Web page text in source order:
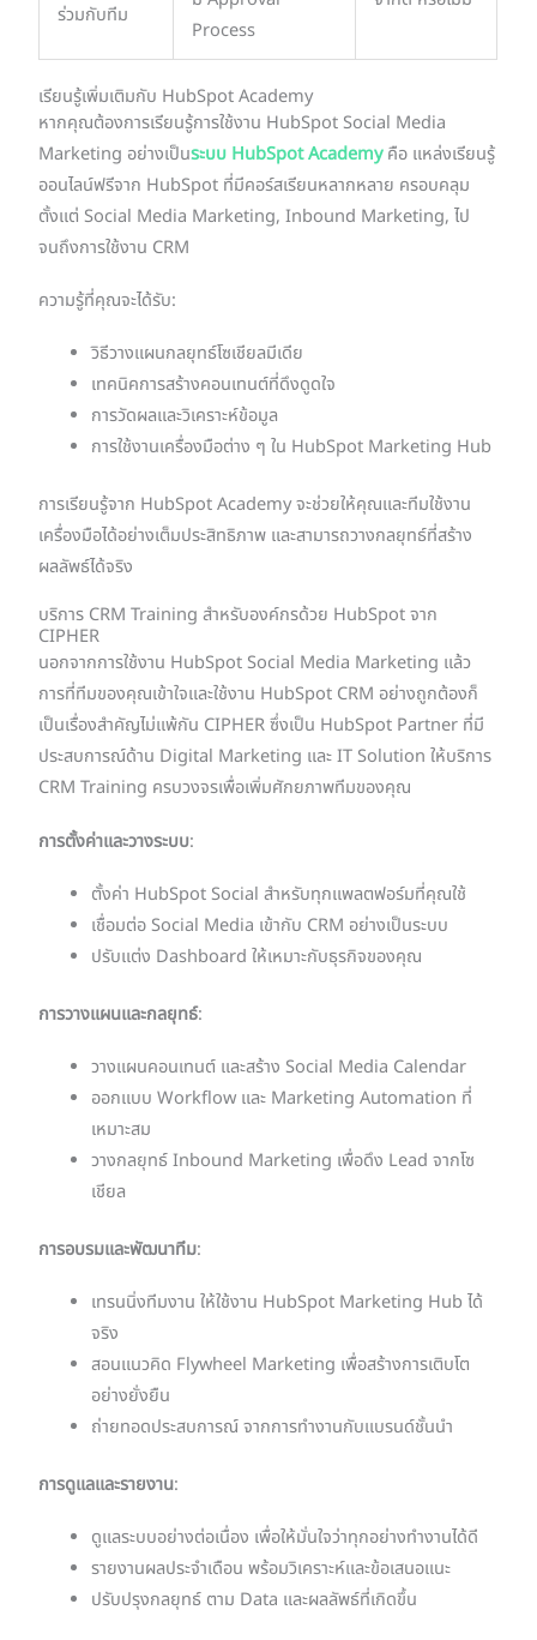
ร่วมกับทีม
Process
เรียนรู้เพิ่มเติมกับ HubSpot Academy
หากคุณต้องการเรียนรู้การใช้งาน HubSpot Social Media
Marketing อย่างเป็นระบบ HubSpot Academyคือ แหล่งเรียนรู้
ออนไลน์ฟรีจาก HubSpot ที่มีคอร์สเรียนหลากหลาย ครอบคลุม
ตั้งแต่ Social Media Marketing, Inbound Marketing, ไป
จนถึงการใช้งาน CRM
ความรู้ที่คุณจะได้รับ:
วิธีวางแผนกลยุทธ์โซเชียลมีเดีย
เทคนิคการสร้างคอนเทนต์ที่ดึงดูดใจ
การวัดผลและวิเคราะห์ข้อมูล
การใช้งานเครื่องมือต่าง ๆ ใน HubSpot Marketing Hub
การเรียนรู้จาก HubSpot Academy จะช่วยให้คุณและทีมใช้งาน
เครื่องมือได้อย่างเต็มประสิทธิภาพ และสามารถวางกลยุทธ์ที่สร้าง
ผลลัพธ์ได้จริง
บริการ CRM Training สำหรับองค์กรด้วย HubSpot จาก
CIPHER
นอกจากการใช้งาน HubSpot Social Media Marketing แล้ว
การที่ทีมของคุณเข้าใจและใช้งาน HubSpot CRM อย่างถูกต้องก็
เป็นเรื่องสำคัญไม่แพ้กัน CIPHER ซึ่งเป็น HubSpot Partner ที่มี
ประสบการณ์ด้าน Digital Marketing และ IT Solution ให้บริการ
CRM Training ครบวงจรเพื่อเพิ่มศักยภาพทีมของคุณ
การตั้งค่าและวางระบบ:
ตั้งค่า HubSpot Social สำหรับทุกแพลตฟอร์มที่คุณใช้
เชื่อมต่อ Social Media เข้ากับ CRM อย่างเป็นระบบ
ปรับแต่ง Dashboard ให้เหมาะกับธุรกิจของคุณ
การวางแผนและกลยุทธ์:
วางแผนคอนเทนต์ และสร้าง Social Media Calendar
ออกแบบ Workflow และ Marketing Automation ที่
เหมาะสม
วางกลยุทธ์ Inbound Marketing เพื่อดึง Lead จากโซ
เชียล
การอบรมและพัฒนาทีม:
เทรนนิ่งทีมงาน ให้ใช้งาน HubSpot Marketing Hub ได้
จริง
สอนแนวคิด Flywheel Marketing เพื่อสร้างการเติบโต
อย่างยั่งยืน
ถ่ายทอดประสบการณ์ จากการทำงานกับแบรนด์ชั้นนำ
การดูแลและรายงาน:
ดูแลระบบอย่างต่อเนื่อง เพื่อให้มั่นใจว่าทุกอย่างทำงานได้ดี
รายงานผลประจำเดือน พร้อมวิเคราะห์และข้อเสนอแนะ
ปรับปรุงกลยุทธ์ ตาม Data และผลลัพธ์ที่เกิดขึ้น